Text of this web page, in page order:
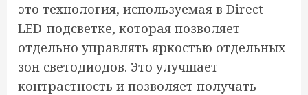
это технология, используемая в Direct
LED-подсветке, которая позволяет
отдельно управлять яркостью отдельных
зон светодиодов. Это улучшает
контрастность и позволяет получать